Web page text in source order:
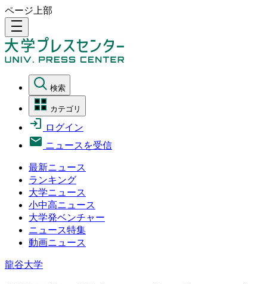
ページ上部
density_medium
検索
カテゴリ
ログイン
ニュースを受信
最新ニュース
ランキング
大学ニュース
小中高ニュース
大学発ベンチャー
ニュース特集
動画ニュース
龍谷大学